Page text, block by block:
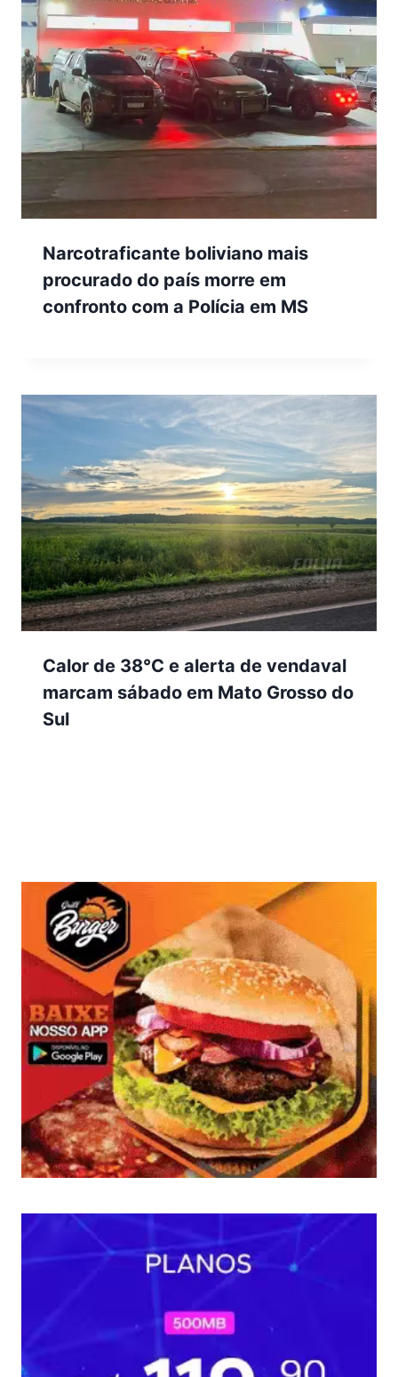
Narcotraficante boliviano mais
procurado do país morre em
confronto com a Polícia em MS
Calor de 38°C e alerta de vendaval
marcam sábado em Mato Grosso do
Sul